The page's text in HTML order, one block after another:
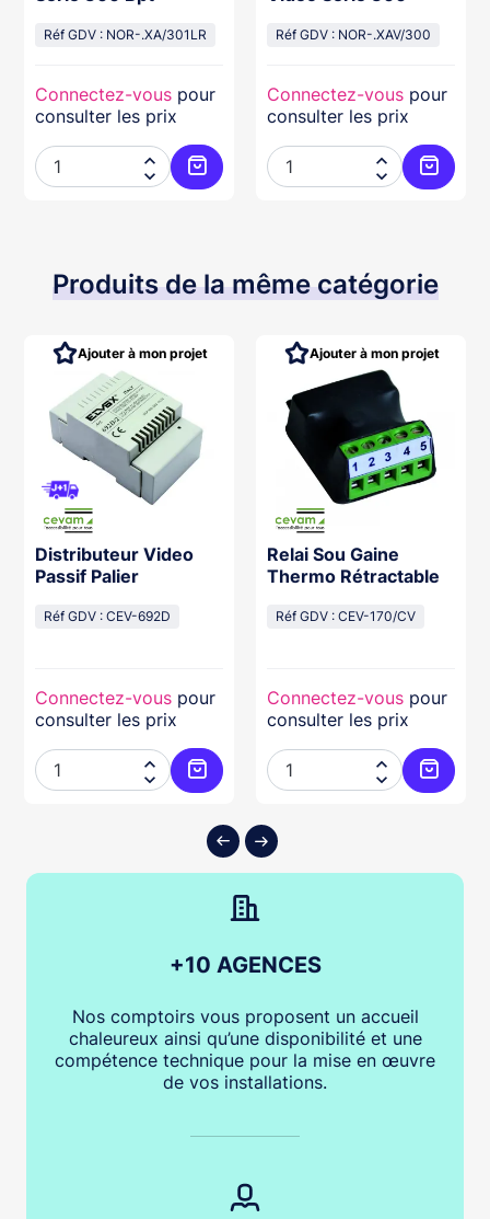
Réf GDV : NOR-.XA/301LR
Connectez-vous pour
consulter les prix


Ajouter au panier
Réf GDV : NOR-.XAV/300
Connectez-vous pour
consulter les prix


Produits de la même catégorie
au panier
Distributeur Video
Passif Palier
Réf GDV : CEV-692D
Connectez-vous pour
consulter les prix


Ajouter au panier
Ajouter à mon projet
Relai Sou Gaine
Thermo Rétractable
Réf GDV : CEV-170/CV
Connectez-vous pour
consulter les prix


Ajouter à mon projet
+10 AGENCES
Nos comptoirs vous proposent un accueil
chaleureux ainsi qu’une disponibilité et une
compétence technique pour la mise en œuvre
de vos installations.